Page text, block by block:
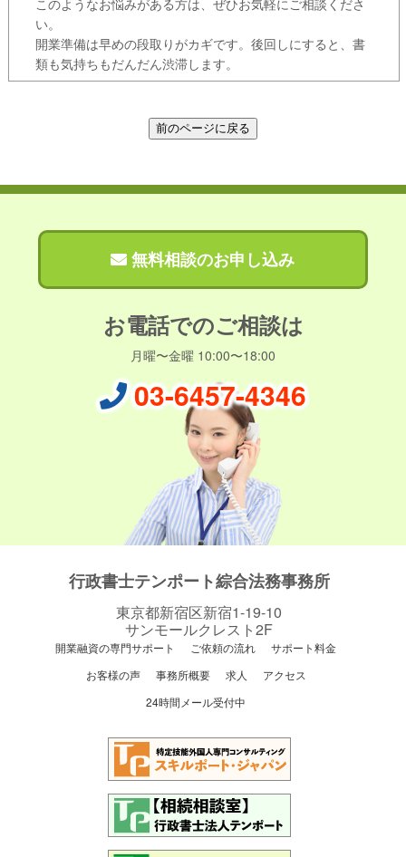
い。
開業準備は早めの段取りがカギです。後回しにすると、書
類も気持ちもだんだん渋滞します。
無料相談のお申し込み
お電話でのご相談は
月曜〜金曜 10:00〜18:00
03-6457-4346
行政書士テンポート綜合法務事務所
東京都新宿区新宿1-19-10
サンモールクレスト2F
開業融資の専門サポート ご依頼の流れ
サポート料金
お客様の声
事務所概要 求人
アクセス
24時間メール受付中